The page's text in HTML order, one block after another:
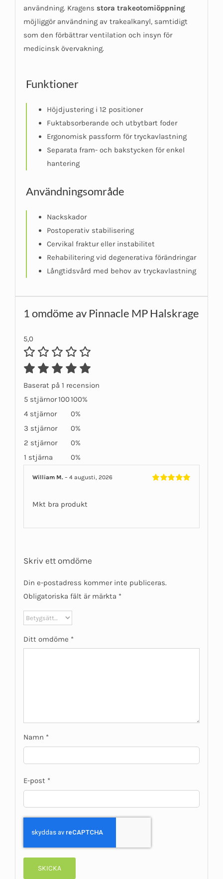
användning. Kragens stora trakeotomiöppning
möjliggör användning av trakealkanyl, samtidigt
som den förbättrar ventilation och insyn för
medicinsk övervakning.
Funktioner
Höjdjustering i 12 positioner
Fuktabsorberande och utbytbart foder
Ergonomisk passform för tryckavlastning
Separata fram- och bakstycken för enkel
hantering
Användningsområde
Nackskador
Postoperativ stabilisering
Cervikal fraktur eller instabilitet
Rehabilitering vid degenerativa förändringar
Långtidsvård med behov av tryckavlastning
1 omdöme av Pinnacle MP Halskrage
5,0
Baserat på 1 recension
5 stjärnor100100%
4 stjärnor
0%
3 stjärnor
0%
2 stjärnor
0%
1 stjärna
0%
William M.– 4 augusti, 2026
Mkt bra produkt
Skriv ett omdöme
Din e-postadress kommer inte publiceras.
Obligatoriska fält är märkta *
Ditt omdöme *
Namn *
E-post *